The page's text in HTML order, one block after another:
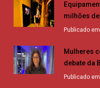
milhões
Publicado
Mulheres
debate da
Publicado